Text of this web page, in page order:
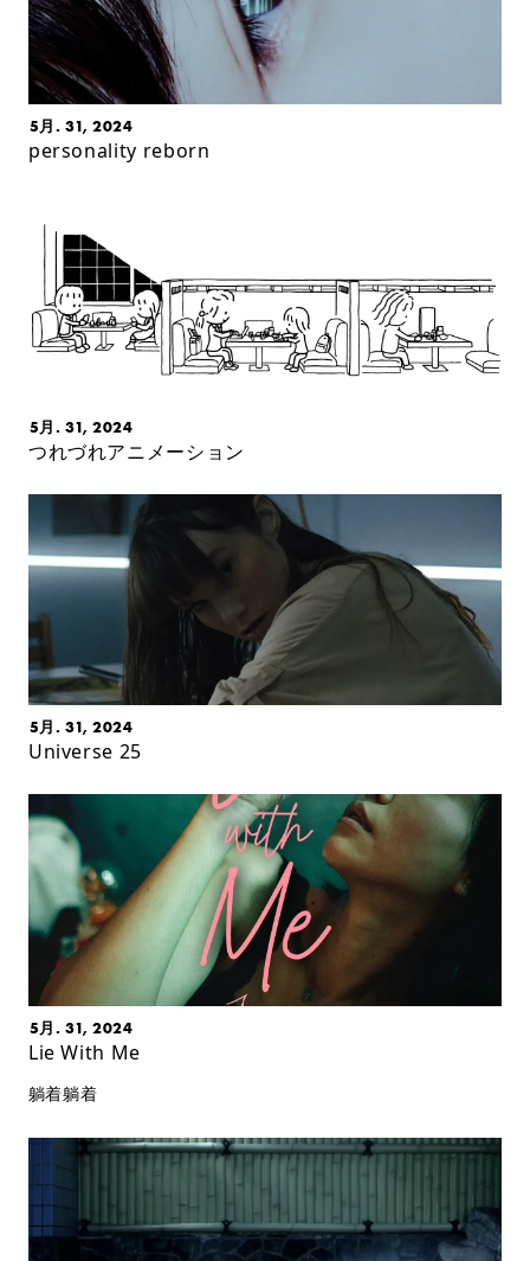
5月. 31, 2024
personality reborn
5月. 31, 2024
つれづれアニメーション
5月. 31, 2024
Universe 25
5月. 31, 2024
Lie With Me
躺着躺着